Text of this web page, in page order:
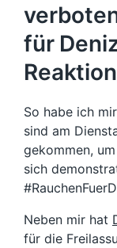
für
So habe ich
sind am
gekommen,
sich
Neben mir hat
für die